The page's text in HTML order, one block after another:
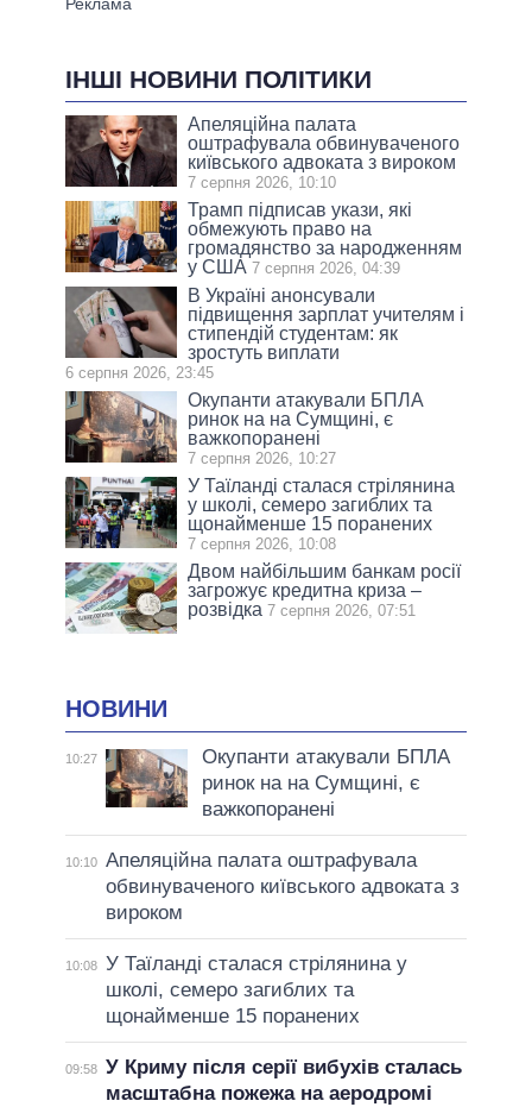
ІНШІ НОВИНИ ПОЛІТИКИ
Апеляційна палата
оштрафувала обвинуваченого
київського адвоката з вироком
7 серпня 2026, 10:10
Трамп підписав укази, які
обмежують право на
громадянство за народженням
у США 7 серпня 2026, 04:39
В Україні анонсували
підвищення зарплат учителям і
стипендій студентам: як
зростуть виплати
6 серпня 2026, 23:45
Окупанти атакували БПЛА
ринок на на Сумщині, є
важкопоранені
7 серпня 2026, 10:27
У Таїланді сталася стрілянина
у школі, семеро загиблих та
щонайменше 15 поранених
7 серпня 2026, 10:08
Двом найбільшим банкам росії
загрожує кредитна криза –
розвідка 7 серпня 2026, 07:51
НОВИНИ
10:27
Окупанти атакували БПЛА
ринок на на Сумщині, є
важкопоранені
10:10 Апеляційна палата оштрафувала
обвинуваченого київського адвоката з
вироком
10:08 У Таїланді сталася стрілянина у
школі, семеро загиблих та
щонайменше 15 поранених
09:58 У Криму після серії вибухів сталась
масштабна пожежа на аеродромі